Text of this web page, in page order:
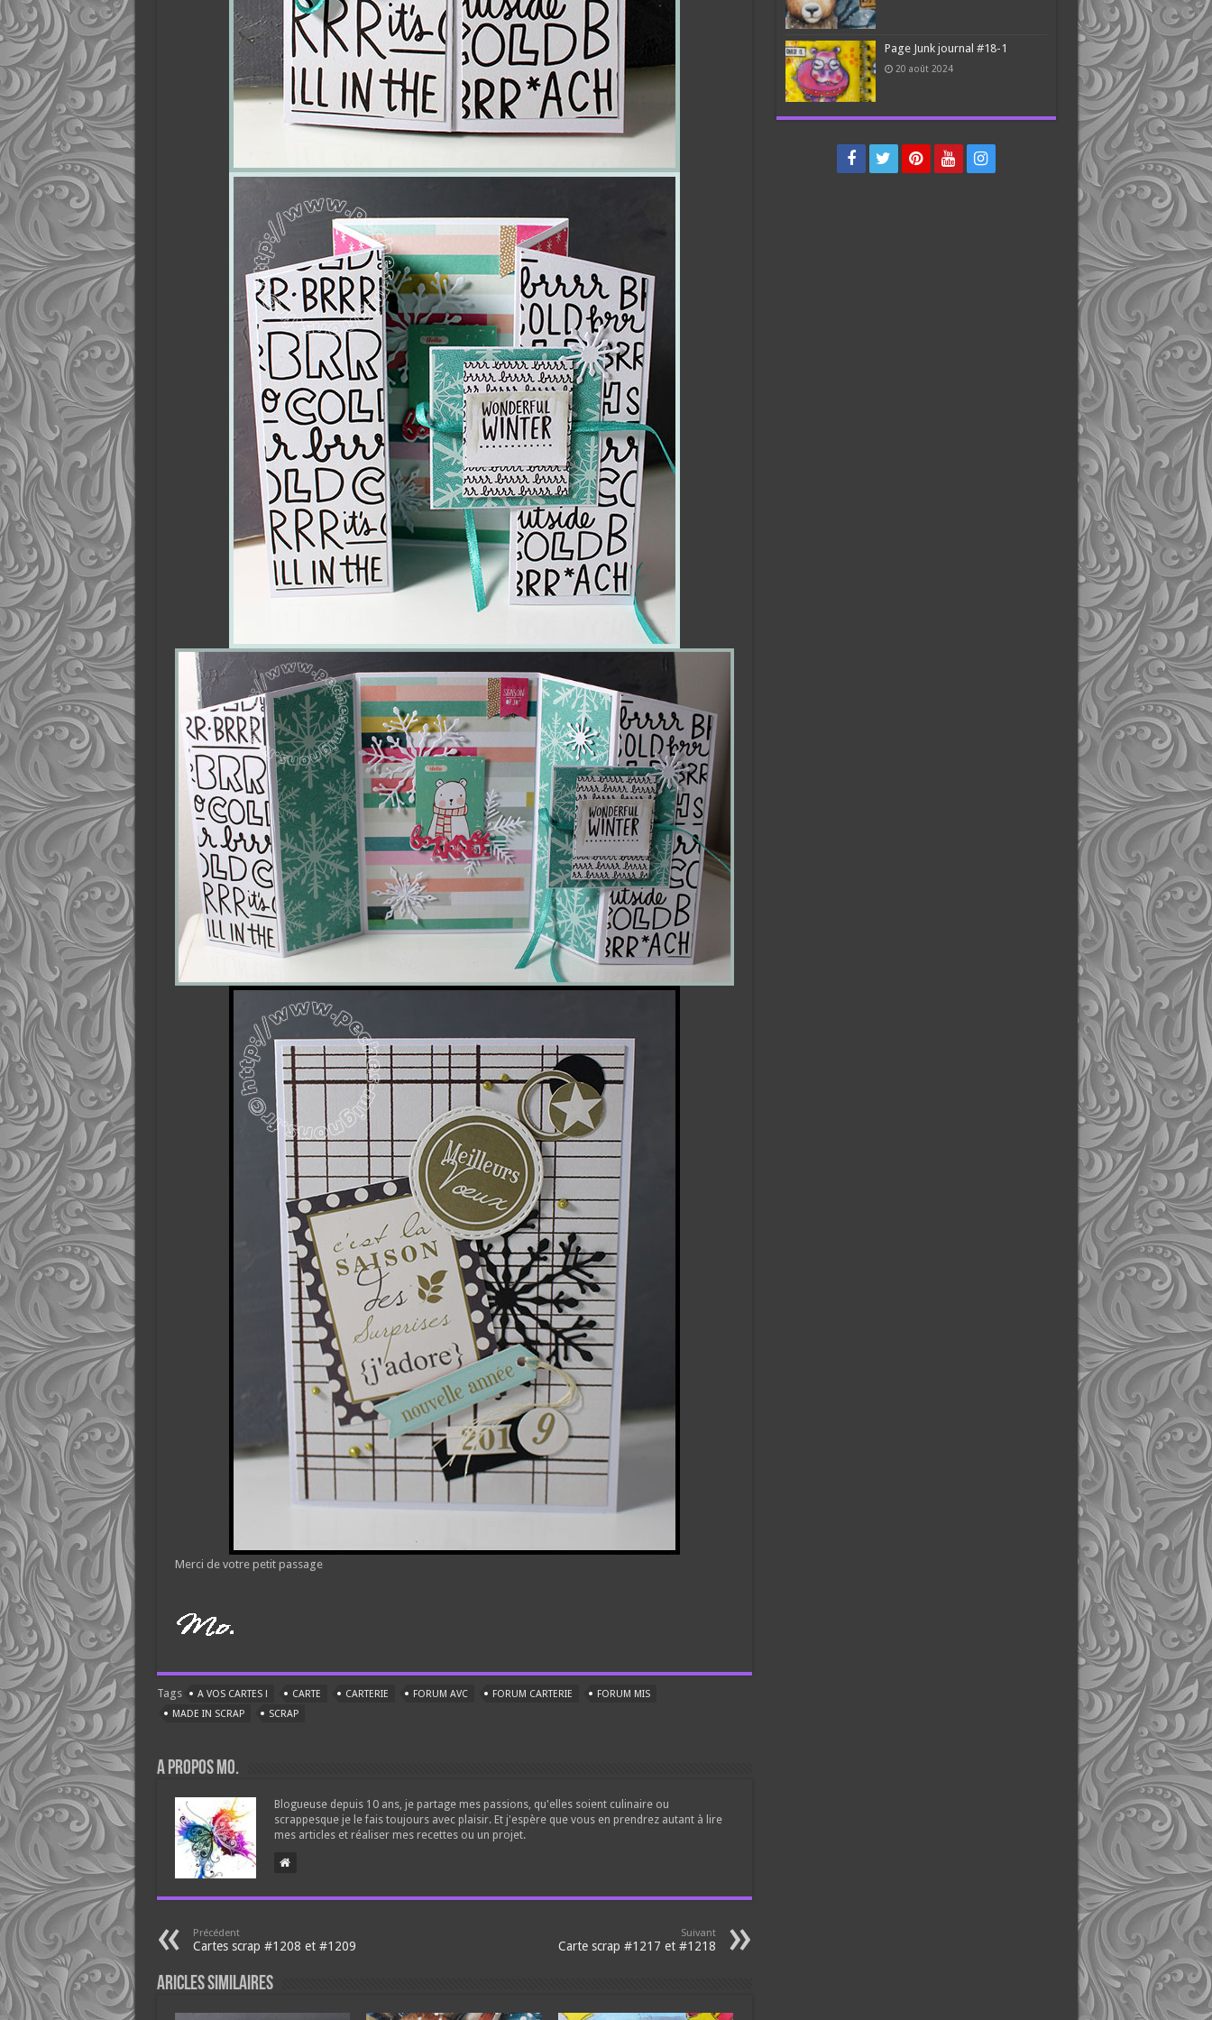
Merci de votre petit passage
Tags A VOS CARTES ! CARTE CARTERIE FORUM AVC FORUM CARTERIE
FORUM MIS
MADE IN SCRAP
SCRAP
A propos Mo.
Blogueuse depuis 10 ans, je partage mes passions, qu'elles soient culinaire ou
scrappesque je le fais toujours avec plaisir. Et j'espère que vous en prendrez autant à lire
mes articles et réaliser mes recettes ou un projet.
Précédent
Cartes scrap #1208 et #1209
Suivant
Carte scrap #1217 et #1218
Aricles similaires
Page Junk journal #18-1
20 août 2024